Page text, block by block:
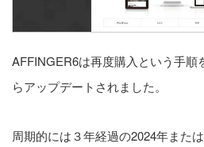
AFFINGER6は再度購入という手順
らアップデートされました。
周期的には３年経過の2024年また